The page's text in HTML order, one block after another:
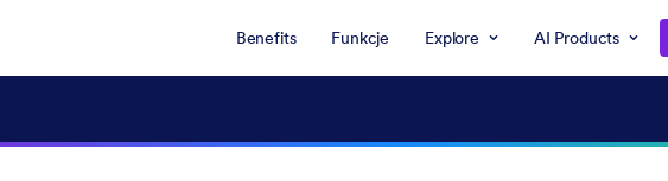
Benefits Funkcje Explore AI Products